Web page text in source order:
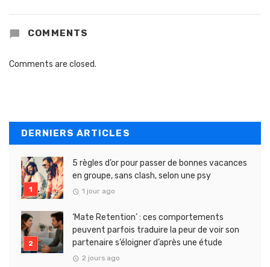
COMMENTS
Comments are closed.
DERNIERS ARTICLES
5 règles d’or pour passer de bonnes vacances
en groupe, sans clash, selon une psy
1 jour ago
‘Mate Retention’ : ces comportements
peuvent parfois traduire la peur de voir son
partenaire s’éloigner d’après une étude
2 jours ago